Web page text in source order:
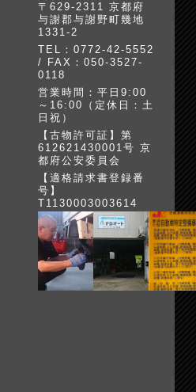
〒629-2311 京都府
与謝郡与謝野町幾地
1331-2
TEL：0772-42-5552
/ FAX：050-3527-
0118
営業時間：平日9:00
～16:00（定休日：土
日祝）
【古物許可証】第
612621430001号 京
都府公安委員会
【適格請求書登録番
号】
T1130003003614